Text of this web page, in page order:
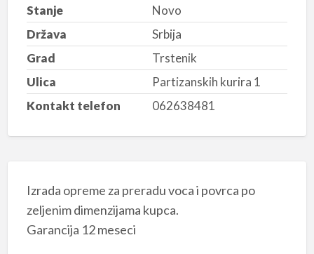
Stanje
Novo
Država
Srbija
Grad
Trstenik
Ulica
Partizanskih kurira 1
Kontakt telefon
062638481
Izrada opreme za preradu voca i povrca po
zeljenim dimenzijama kupca.
Garancija 12 meseci